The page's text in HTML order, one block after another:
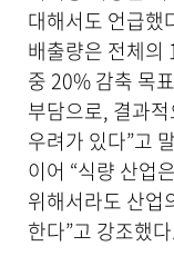
대해서도 언급했
배출량은 전체의
중 20% 감축 목
부담으로, 결과
우려가 있다”고
이어 “식량 산업
위해서라도 산업
한다”고 강조했다.